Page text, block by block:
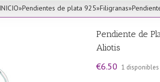
INICIO»Pendientes de plata 925»Filigranas»
Pendiente de
Aliotis
€6.50 1 disponibles